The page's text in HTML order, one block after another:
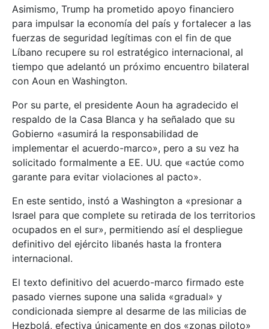
Asimismo, Trump ha prometido apoyo financiero
para impulsar la economía del país y fortalecer a las
fuerzas de seguridad legítimas con el fin de que
Líbano recupere su rol estratégico internacional, al
tiempo que adelantó un próximo encuentro bilateral
con Aoun en Washington.
Por su parte, el presidente Aoun ha agradecido el
respaldo de la Casa Blanca y ha señalado que su
Gobierno «asumirá la responsabilidad de
implementar el acuerdo-marco», pero a su vez ha
solicitado formalmente a EE. UU. que «actúe como
garante para evitar violaciones al pacto».
En este sentido, instó a Washington a «presionar a
Israel para que complete su retirada de los territorios
ocupados en el sur», permitiendo así el despliegue
definitivo del ejército libanés hasta la frontera
internacional.
El texto definitivo del acuerdo-marco firmado este
pasado viernes supone una salida «gradual» y
condicionada siempre al desarme de las milicias de
Hezbolá, efectiva únicamente en dos «zonas piloto»